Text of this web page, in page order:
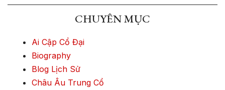
CHUYÊN MỤC
Ai Cập Cổ Đại
Biography
Blog Lịch Sử
Châu Âu Trung Cổ